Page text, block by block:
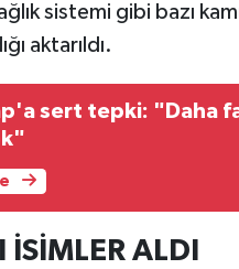
sistemi gibi bazı
aktarıldı.
sert tepki: "Daha
ALDI